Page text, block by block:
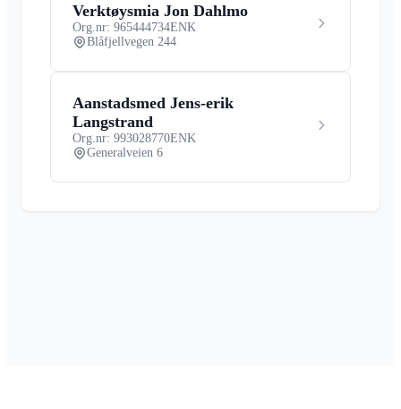
Verktøysmia Jon Dahlmo
Org.nr: 965444734ENK
Blåfjellvegen 244
Aanstadsmed Jens-erik
Langstrand
Org.nr: 993028770ENK
Generalveien 6